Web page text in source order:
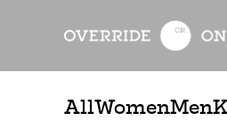
AllWomenMen